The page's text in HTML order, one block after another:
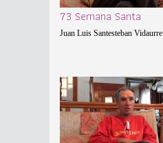
73 Semana Santa
Juan Luis Santesteban Vidaurre